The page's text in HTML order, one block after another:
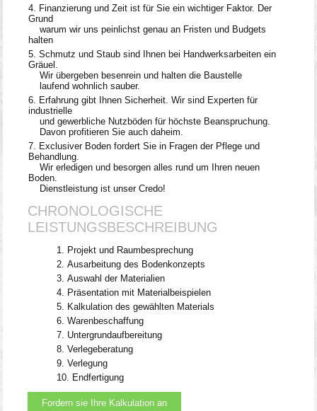
Finanzierung und Zeit ist für Sie ein wichtiger Faktor. Der
Grund
warum wir uns peinlichst genau an Fristen und Budgets
halten
Schmutz und Staub sind Ihnen bei Handwerksarbeiten ein
Gräuel.
Wir übergeben besenrein und halten die Baustelle
laufend wohnlich sauber.
Erfahrung gibt Ihnen Sicherheit. Wir sind Experten für
industrielle
und gewerbliche Nutzböden für höchste Beanspruchung.
Davon profitieren Sie auch daheim.
Exclusiver Boden fordert Sie in Fragen der Pflege und
Behandlung.
Wir erledigen und besorgen alles rund um Ihren neuen
Boden.
Dienstleistung ist unser Credo!
CHRONOLOGISCHE
LEISTUNGSBESCHREIBUNG
Projekt und Raumbesprechung
Ausarbeitung des Bodenkonzepts
Auswahl der Materialien
Präsentation mit Materialbeispielen
Kalkulation des gewählten Materials
Warenbeschaffung
Untergrundaufbereitung
Verlegeberatung
Verlegung
Endfertigung
Fordern sie Ihre Kalkulation an